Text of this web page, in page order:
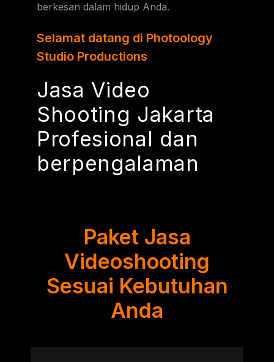
berkesan dalam hidup Anda.
Selamat datang di Photoology
Studio Productions
Jasa Video
Shooting Jakarta
Profesional dan
berpengalaman
Paket Jasa
Videoshooting
Sesuai Kebutuhan
Anda